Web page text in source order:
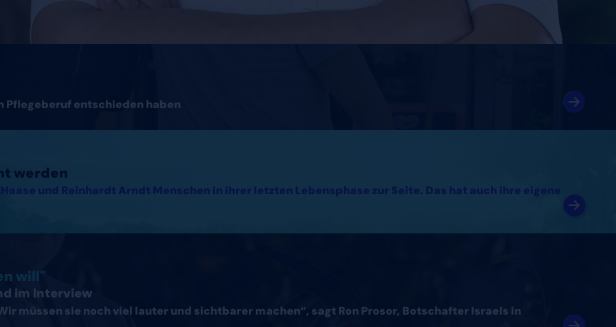
Pflegeberuf entschieden haben
werden
und Reinhardt Arndt Menschen in ihrer letzten Lebensphase zur Seite. Das hat auch ihre eigene
will"
im Interview
müssen sie noch viel lauter und sichtbarer machen“, sagt Ron Prosor, Botschafter Israels in